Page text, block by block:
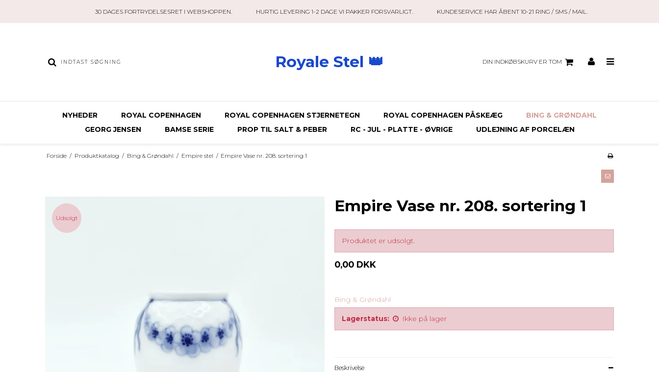
30 DAGES FORTRYDELSESRET I WEBSHOPPEN. HURTIG LEVERING 1-2 DAGE VI PAKKER FORSVARLIGT. KUNDESERVICE HAR ÅBENT 10-21 RING / SMS / MAIL.
Royale Stel 👑 DIN INDKØBSKURV ER TOM
NYHEDER ROYAL COPENHAGEN ROYAL COPENHAGEN STJERNETEGN ROYAL COPENHAGEN PÅSKEÆG
BING & GRØNDAHL
GEORG JENSEN
BAMSE SERIE PROP TIL SALT & PEBER RC - JUL - PLATTE - ØVRIGE UDLEJNING AF PORCELÆN
Forside / Produktkatalog / Bing & Grøndahl / Empire stel / Empire Vase nr. 208. sortering 1
Udsolgt
Empire Vase nr. 208. sortering 1
Produktet er udsolgt.
0,00 DKK
Bing & Grøndahl
Lagerstatus: Ikke på lager
Beskrivelse